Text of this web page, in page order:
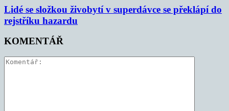
Lidé se složkou živobytí v superdávce se překlápí do
rejstříku hazardu
KOMENTÁŘ